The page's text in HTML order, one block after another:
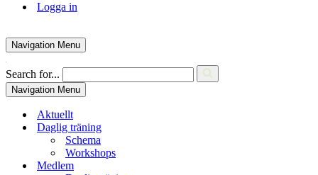
Logga in
Navigation Menu
Search for...
Navigation Menu
Aktuellt
Daglig träning
Schema
Workshops
Medlem